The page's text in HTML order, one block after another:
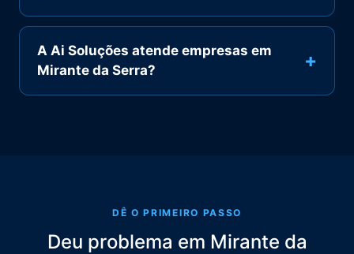
A Ai Soluções atende empresas em
Mirante da Serra?
+
DÊ O PRIMEIRO PASSO
Deu problema em Mirante da